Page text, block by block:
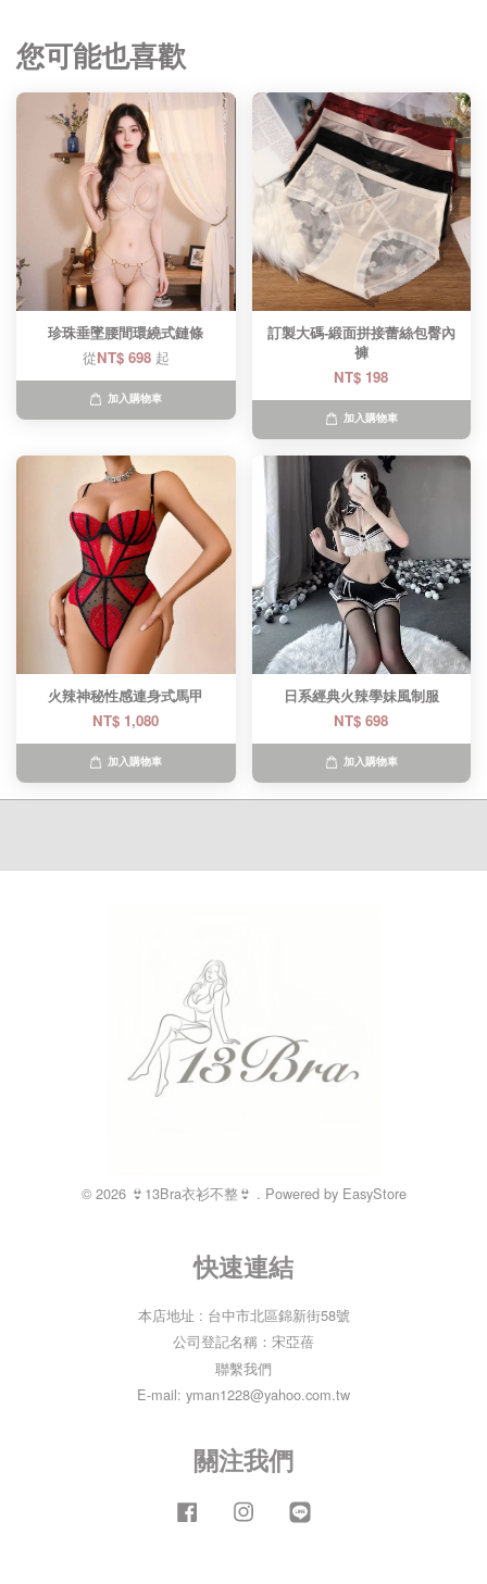
您可能也喜歡
珍珠垂墜腰間環繞式鏈條
從NT$ 698 起
加入購物車
訂製大碼-緞面拼接蕾絲包臀內
褲
NT$ 198
加入購物車
火辣神秘性感連身式馬甲
NT$ 1,080
加入購物車
日系經典火辣學妹風制服
NT$ 698
加入購物車
© 2026 👙13Bra衣衫不整👙 . Powered by EasyStore
快速連結
本店地址 : 台中市北區錦新街58號
公司登記名稱：宋亞蓓
聯繫我們
E-mail: yman1228@yahoo.com.tw
關注我們
Facebook Instagram